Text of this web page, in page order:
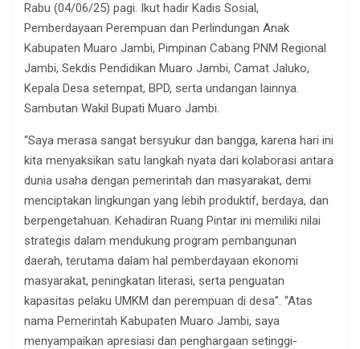
Rabu (04/06/25) pagi. Ikut hadir Kadis Sosial,
Pemberdayaan Perempuan dan Perlindungan Anak
Kabupaten Muaro Jambi, Pimpinan Cabang PNM Regional
Jambi, Sekdis Pendidikan Muaro Jambi, Camat Jaluko,
Kepala Desa setempat, BPD, serta undangan lainnya.
Sambutan Wakil Bupati Muaro Jambi.
“Saya merasa sangat bersyukur dan bangga, karena hari ini
kita menyaksikan satu langkah nyata dari kolaborasi antara
dunia usaha dengan pemerintah dan masyarakat, demi
menciptakan lingkungan yang lebih produktif, berdaya, dan
berpengetahuan. Kehadiran Ruang Pintar ini memiliki nilai
strategis dalam mendukung program pembangunan
daerah, terutama dalam hal pemberdayaan ekonomi
masyarakat, peningkatan literasi, serta penguatan
kapasitas pelaku UMKM dan perempuan di desa”. “Atas
nama Pemerintah Kabupaten Muaro Jambi, saya
menyampaikan apresiasi dan penghargaan setinggi-